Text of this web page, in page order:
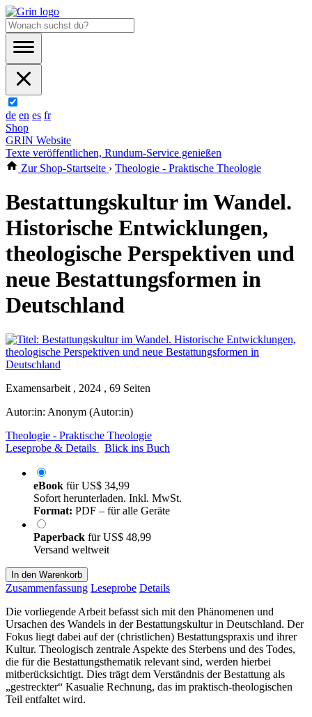
de en es fr
Shop
GRIN Website
Texte veröffentlichen, Rundum-Service genießen
Zur Shop-Startseite › Theologie - Praktische Theologie
Bestattungskultur im Wandel.
Historische Entwicklungen,
theologische Perspektiven und
neue Bestattungsformen in
Deutschland
Examensarbeit , 2024 , 69 Seiten
Autor:in: Anonym (Autor:in)
Theologie - Praktische Theologie
Leseprobe & Details
Blick ins Buch
eBook fürUS$ 34,99
Sofort herunterladen. Inkl. MwSt.
Format: PDF – für alle Geräte
Paperback fürUS$ 48,99
Versand weltweit
In den Warenkorb
Zusammenfassung Leseprobe Details
Die vorliegende Arbeit befasst sich mit den Phänomenen und
Ursachen des Wandels in der Bestattungskultur in Deutschland. Der
Fokus liegt dabei auf der (christlichen) Bestattungspraxis und ihrer
Kultur. Theologisch zentrale Aspekte des Sterbens und des Todes,
die für die Bestattungsthematik relevant sind, werden hierbei
mitberücksichtigt. Dies trägt dem Verständnis der Bestattung als
„gestreckter“ Kasualie Rechnung, das im praktisch-theologischen
Teil entfaltet wird.